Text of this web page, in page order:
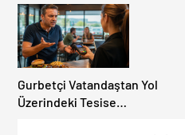
Gurbetçi Vatandaştan Yol
Üzerindeki Tesise